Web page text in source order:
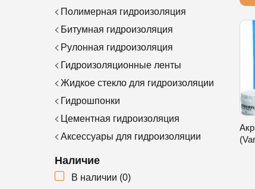
Полимерная гидроизоляция
Битумная гидроизоляция
Рулонная гидроизоляция
Гидроизоляционные ленты
Жидкое стекло для гидроизоляции
Гидрошпонки
Цементная гидроизоляция
Аксессуары для гидроизоляции
Наличие
В наличии (0)